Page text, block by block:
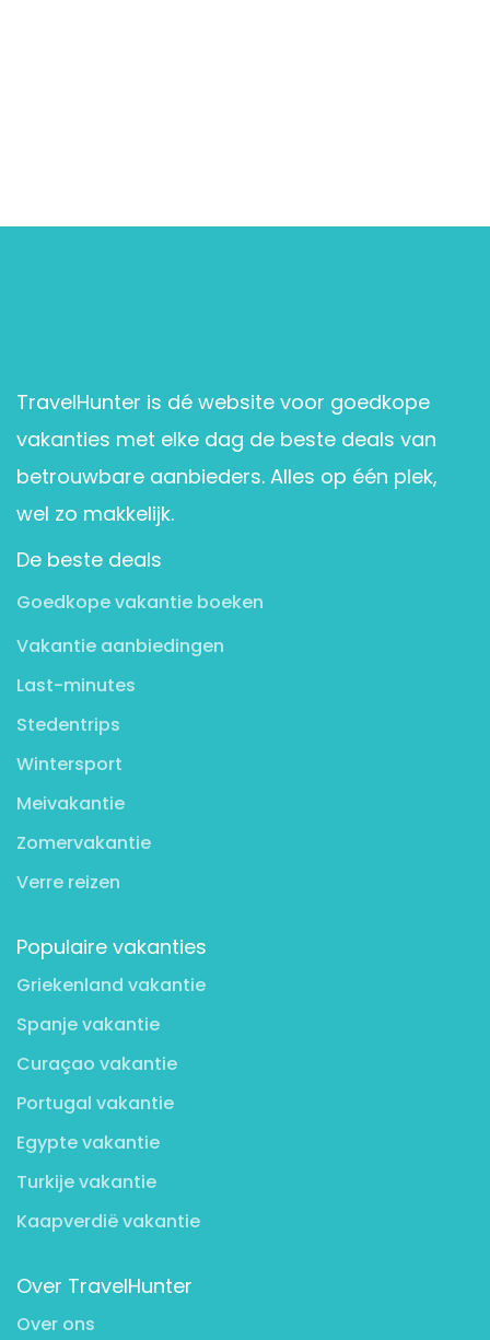
TravelHunter is dé website voor goedkope
vakanties met elke dag de beste deals van
betrouwbare aanbieders. Alles op één plek,
wel zo makkelijk.
De beste deals
Goedkope vakantie boeken
Vakantie aanbiedingen
Last-minutes
Stedentrips
Wintersport
Meivakantie
Zomervakantie
Verre reizen
Populaire vakanties
Griekenland vakantie
Spanje vakantie
Curaçao vakantie
Portugal vakantie
Egypte vakantie
Turkije vakantie
Kaapverdië vakantie
Over TravelHunter
Over ons